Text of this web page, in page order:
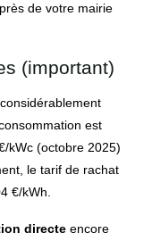
de votre mairie
(important)
est
kWc (octobre 2025)
le tarif de rachat
€/kWh.
directe encore